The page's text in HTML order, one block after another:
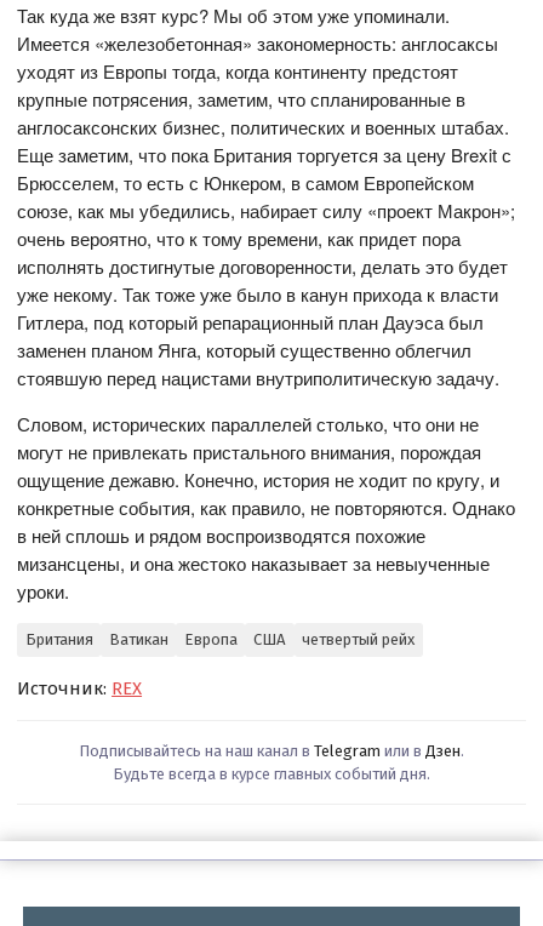
Так куда же взят курс? Мы об этом уже упоминали.
Имеется «железобетонная» закономерность: англосаксы
уходят из Европы тогда, когда континенту предстоят
крупные потрясения, заметим, что спланированные в
англосаксонских бизнес, политических и военных штабах.
Еще заметим, что пока Британия торгуется за цену Brexit с
Брюсселем, то есть с Юнкером, в самом Европейском
союзе, как мы убедились, набирает силу «проект Макрон»;
очень вероятно, что к тому времени, как придет пора
исполнять достигнутые договоренности, делать это будет
уже некому. Так тоже уже было в канун прихода к власти
Гитлера, под который репарационный план Дауэса был
заменен планом Янга, который существенно облегчил
стоявшую перед нацистами внутриполитическую задачу.
Словом, исторических параллелей столько, что они не
могут не привлекать пристального внимания, порождая
ощущение дежавю. Конечно, история не ходит по кругу, и
конкретные события, как правило, не повторяются. Однако
в ней сплошь и рядом воспроизводятся похожие
мизансцены, и она жестоко наказывает за невыученные
уроки.
Британия Ватикан Европа США четвертый рейх
Источник: REX
Подписывайтесь на наш канал в Telegram или в Дзен.
Будьте всегда в курсе главных событий дня.